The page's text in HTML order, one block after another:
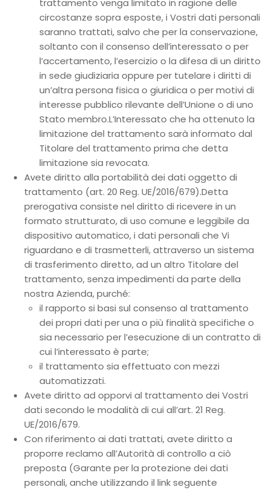
trattamento venga limitato in ragione delle
circostanze sopra esposte, i Vostri dati personali
saranno trattati, salvo che per la conservazione,
soltanto con il consenso dell’interessato o per
l’accertamento, l’esercizio o la difesa di un diritto
in sede giudiziaria oppure per tutelare i diritti di
un’altra persona fisica o giuridica o per motivi di
interesse pubblico rilevante dell’Unione o di uno
Stato membro.L’Interessato che ha ottenuto la
limitazione del trattamento sarà informato dal
Titolare del trattamento prima che detta
limitazione sia revocata.
Avete diritto alla portabilità dei dati oggetto di
trattamento (art. 20 Reg. UE/2016/679).Detta
prerogativa consiste nel diritto di ricevere in un
formato strutturato, di uso comune e leggibile da
dispositivo automatico, i dati personali che Vi
riguardano e di trasmetterli, attraverso un sistema
di trasferimento diretto, ad un altro Titolare del
trattamento, senza impedimenti da parte della
nostra Azienda, purché:
il rapporto si basi sul consenso al trattamento
dei propri dati per una o più finalità specifiche o
sia necessario per l’esecuzione di un contratto di
cui l’interessato è parte;
il trattamento sia effettuato con mezzi
automatizzati.
Avete diritto ad opporvi al trattamento dei Vostri
dati secondo le modalità di cui all’art. 21 Reg.
UE/2016/679.
Con riferimento ai dati trattati, avete diritto a
proporre reclamo all’Autorità di controllo a ciò
preposta (Garante per la protezione dei dati
personali, anche utilizzando il link seguente